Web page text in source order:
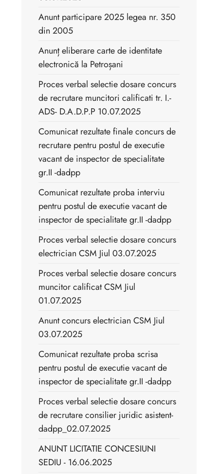
Anunt participare 2025 legea nr. 350
din 2005
Anunț eliberare carte de identitate
electronică la Petroșani
Proces verbal selectie dosare concurs
de recrutare muncitori calificati tr. I.-
ADS- D.A.D.P.P 10.07.2025
Comunicat rezultate finale concurs de
recrutare pentru postul de executie
vacant de inspector de specialitate
gr.II -dadpp
Comunicat rezultate proba interviu
pentru postul de executie vacant de
inspector de specialitate gr.II -dadpp
Proces verbal selectie dosare concurs
electrician CSM Jiul 03.07.2025
Proces verbal selectie dosare concurs
muncitor calificat CSM Jiul
01.07.2025
Anunt concurs electrician CSM Jiul
03.07.2025
Comunicat rezultate proba scrisa
pentru postul de executie vacant de
inspector de specialitate gr.II -dadpp
Proces verbal selectie dosare concurs
de recrutare consilier juridic asistent-
dadpp_02.07.2025
ANUNT LICITATIE CONCESIUNI
SEDIU - 16.06.2025